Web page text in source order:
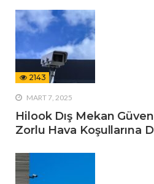
2143
MART 7, 2025
Hilook Dış Mekan
Zorlu Hava Koşullarına